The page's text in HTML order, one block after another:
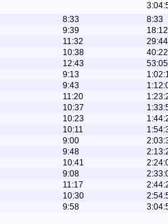
8:33
8:33
9:39
18:12
11:32
29:44
10:38
40:22
12:43
53:05
9:13
9:43
11:20
10:37
10:23
10:11
9:00
9:48
10:41
9:08
11:17
10:30
9:58